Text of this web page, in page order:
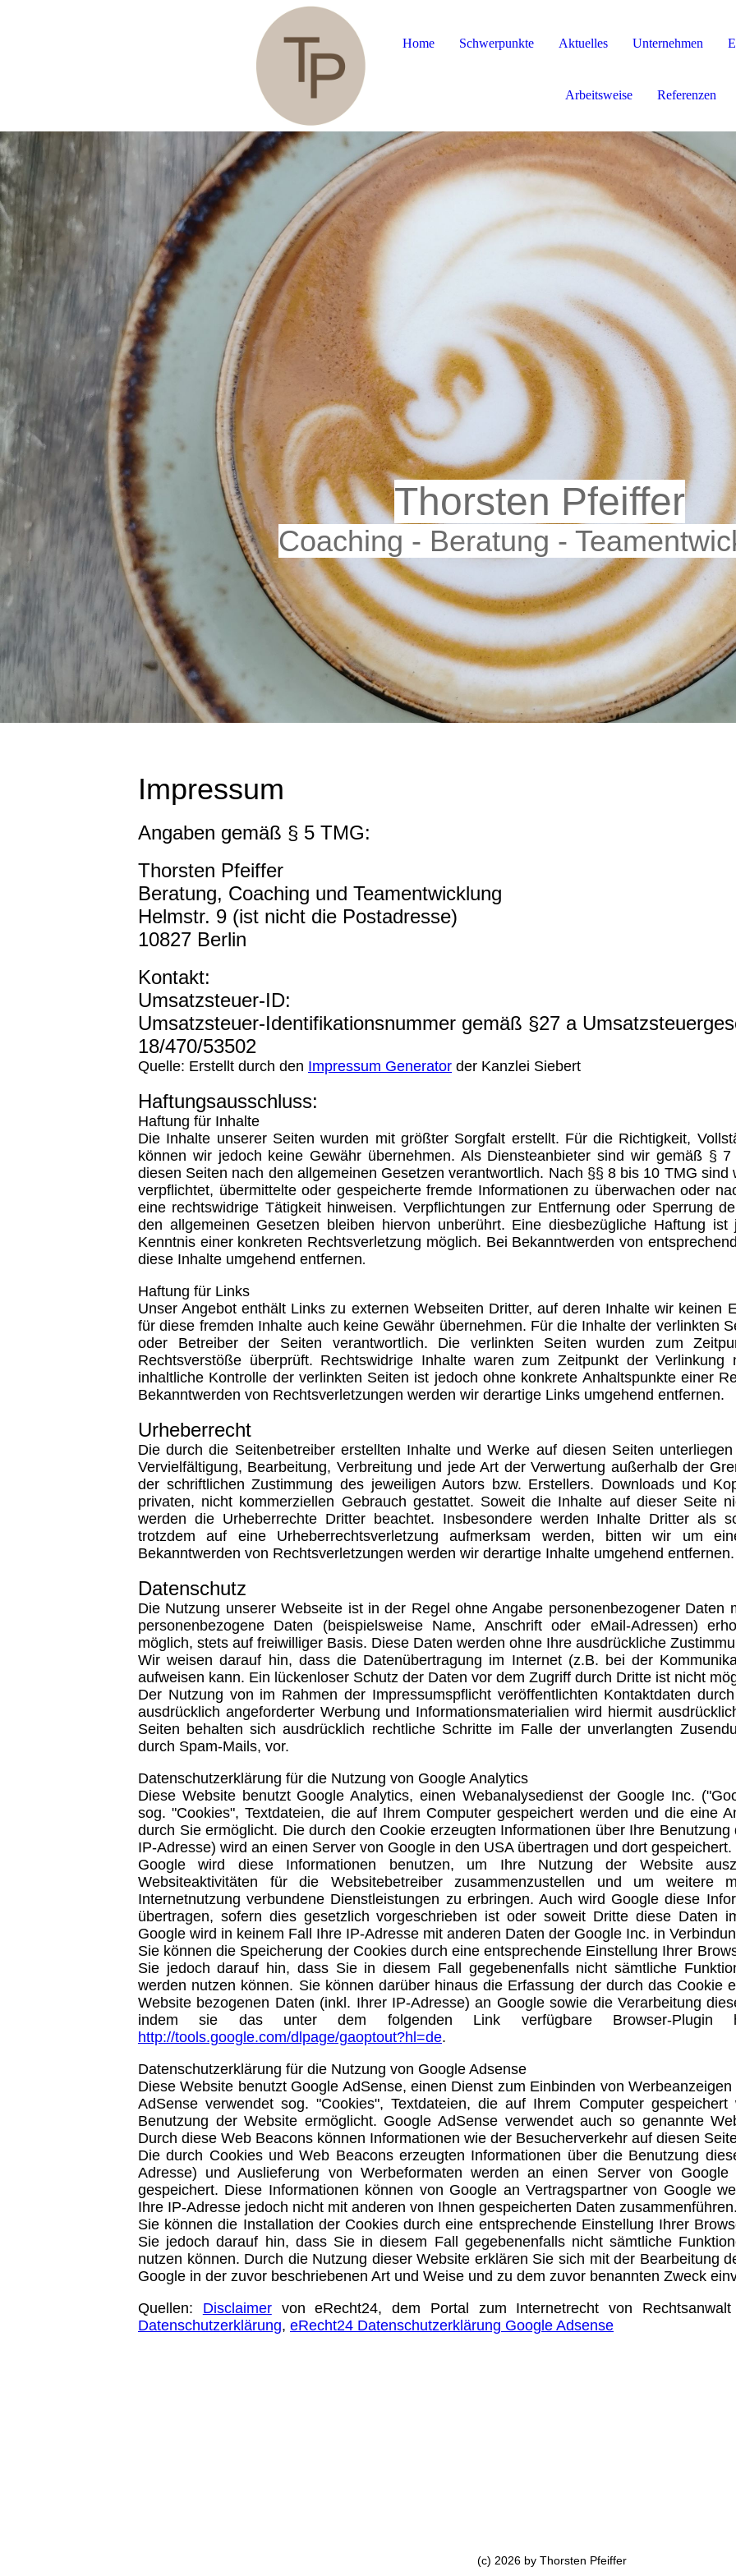
Home Schwerpunkte Aktuelles Unternehmen
Arbeitsweise Referenzen
Thorsten Pfeiffer
Coaching - Beratung - Teamentwic
Impressum
Angaben gemäß § 5 TMG:
Thorsten Pfeiffer
Beratung, Coaching und Teamentwicklung
Helmstr. 9 (ist nicht die Postadresse)
10827 Berlin
Kontakt:
Umsatzsteuer-ID:
Umsatzsteuer-Identifikationsnummer gemäß §27 a
18/470/53502
Quelle: Erstellt durch den Impressum Generator der Kanzlei Siebert
Haftungsausschluss:
Haftung für Inhalte
Die Inhalte unserer Seiten wurden mit größter Sorgfalt erstellt. Für die Richtigkeit,
können wir jedoch keine Gewähr übernehmen. Als Diensteanbieter sind wir gemäß §
diesen Seiten nach den allgemeinen Gesetzen verantwortlich. Nach §§ 8 bis 10 TMG
verpflichtet, übermittelte oder gespeicherte fremde Informationen zu überwachen oder
eine rechtswidrige Tätigkeit hinweisen. Verpflichtungen zur Entfernung oder Sperrung
den allgemeinen Gesetzen bleiben hiervon unberührt. Eine diesbezügliche Haftung
Kenntnis einer konkreten Rechtsverletzung möglich. Bei Bekanntwerden von
diese Inhalte umgehend entfernen.
Haftung für Links
Unser Angebot enthält Links zu externen Webseiten Dritter, auf deren Inhalte wir keinen
für diese fremden Inhalte auch keine Gewähr übernehmen. Für die Inhalte der verlinkten
oder Betreiber der Seiten verantwortlich. Die verlinkten Seiten wurden zum
Rechtsverstöße überprüft. Rechtswidrige Inhalte waren zum Zeitpunkt der Verlinkung
inhaltliche Kontrolle der verlinkten Seiten ist jedoch ohne konkrete Anhaltspunkte einer
Bekanntwerden von Rechtsverletzungen werden wir derartige Links umgehend entfernen.
Urheberrecht
Die durch die Seitenbetreiber erstellten Inhalte und Werke auf diesen Seiten
Vervielfältigung, Bearbeitung, Verbreitung und jede Art der Verwertung außerhalb der
der schriftlichen Zustimmung des jeweiligen Autors bzw. Erstellers. Downloads und
privaten, nicht kommerziellen Gebrauch gestattet. Soweit die Inhalte auf dieser Seite
werden die Urheberrechte Dritter beachtet. Insbesondere werden Inhalte Dritter als
trotzdem auf eine Urheberrechtsverletzung aufmerksam werden, bitten wir um
Bekanntwerden von Rechtsverletzungen werden wir derartige Inhalte umgehend entfernen.
Datenschutz
Die Nutzung unserer Webseite ist in der Regel ohne Angabe personenbezogener Daten
personenbezogene Daten (beispielsweise Name, Anschrift oder eMail-Adressen)
möglich, stets auf freiwilliger Basis. Diese Daten werden ohne Ihre ausdrückliche
Wir weisen darauf hin, dass die Datenübertragung im Internet (z.B. bei der
aufweisen kann. Ein lückenloser Schutz der Daten vor dem Zugriff durch Dritte ist nicht
Der Nutzung von im Rahmen der Impressumspflicht veröffentlichten Kontaktdaten
ausdrücklich angeforderter Werbung und Informationsmaterialien wird hiermit
Seiten behalten sich ausdrücklich rechtliche Schritte im Falle der unverlangten
durch Spam-Mails, vor.
Datenschutzerklärung für die Nutzung von Google Analytics
Diese Website benutzt Google Analytics, einen Webanalysedienst der Google Inc.
sog. "Cookies", Textdateien, die auf Ihrem Computer gespeichert werden und die eine
durch Sie ermöglicht. Die durch den Cookie erzeugten Informationen über Ihre
IP-Adresse) wird an einen Server von Google in den USA übertragen und dort gespeichert.
Google wird diese Informationen benutzen, um Ihre Nutzung der Website
Websiteaktivitäten für die Websitebetreiber zusammenzustellen und um weitere
Internetnutzung verbundene Dienstleistungen zu erbringen. Auch wird Google diese
übertragen, sofern dies gesetzlich vorgeschrieben ist oder soweit Dritte diese Daten
Google wird in keinem Fall Ihre IP-Adresse mit anderen Daten der Google Inc. in
Sie können die Speicherung der Cookies durch eine entsprechende Einstellung Ihrer
Sie jedoch darauf hin, dass Sie in diesem Fall gegebenenfalls nicht sämtliche
werden nutzen können. Sie können darüber hinaus die Erfassung der durch das Cookie
Website bezogenen Daten (inkl. Ihrer IP-Adresse) an Google sowie die Verarbeitung
indem sie das unter dem folgenden Link verfügbare Browser-Plugin
http://tools.google.com/dlpage/gaoptout?hl=de.
Datenschutzerklärung für die Nutzung von Google Adsense
Diese Website benutzt Google AdSense, einen Dienst zum Einbinden von
AdSense verwendet sog. "Cookies", Textdateien, die auf Ihrem Computer
Benutzung der Website ermöglicht. Google AdSense verwendet auch so genannte
Durch diese Web Beacons können Informationen wie der Besucherverkehr auf diesen
Die durch Cookies und Web Beacons erzeugten Informationen über die Benutzung
Adresse) und Auslieferung von Werbeformaten werden an einen Server von
gespeichert. Diese Informationen können von Google an Vertragspartner von Google
Ihre IP-Adresse jedoch nicht mit anderen von Ihnen gespeicherten Daten
Sie können die Installation der Cookies durch eine entsprechende Einstellung Ihrer
Sie jedoch darauf hin, dass Sie in diesem Fall gegebenenfalls nicht sämtliche
nutzen können. Durch die Nutzung dieser Website erklären Sie sich mit der Bearbeitung
Google in der zuvor beschriebenen Art und Weise und zu dem zuvor benannten Zweck
Quellen: Disclaimervon eRecht24, dem Portal zum Internetrecht von
Datenschutzerklärung, eRecht24 Datenschutzerklärung Google Adsense
(c) 2026 by Thorsten Pfeiffer